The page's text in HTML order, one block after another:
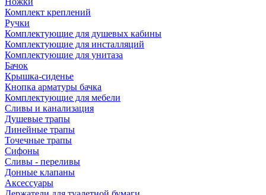
Комплект креплений
Ручки
Комплектующие для душевых кабины
Комплектующие для инсталляций
Комплектующие для унитаза
Бачок
Крышка-сиденье
Кнопка арматуры бачка
Комплектующие для мебели
Сливы и канализация
Душевые трапы
Линейные трапы
Точечные трапы
Сифоны
Сливы - переливы
Донные клапаны
Аксессуары